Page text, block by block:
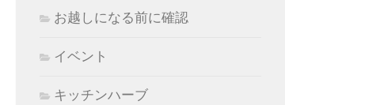
お越しになる前に確認
イベント
キッチンハーブ